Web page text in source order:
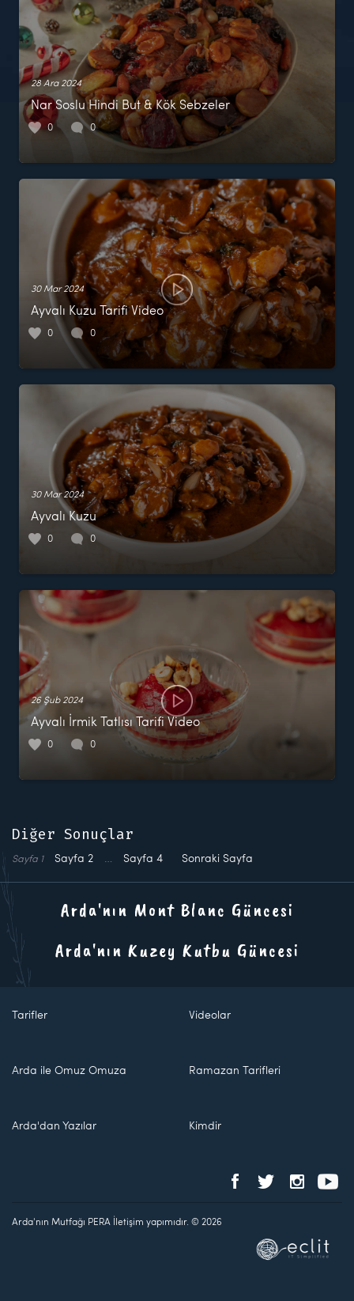
28 Ara 2024
Nar Soslu Hindi But & Kök Sebzeler
0 0
30 Mar 2024
Ayvalı Kuzu Tarifi Video
0 0
30 Mar 2024
Ayvalı Kuzu
0 0
26 Şub 2024
Ayvalı İrmik Tatlısı Tarifi Video
0 0
Diğer Sonuçlar
Sayfa 1 Sayfa 2 … Sayfa 4 Sonraki Sayfa
Arda'nın Mont Blanc Güncesi
Arda'nın Kuzey Kutbu Güncesi
Tarifler Videolar
Arda ile Omuz Omuza Ramazan Tarifleri
Arda'dan Yazılar Kimdir
Arda'nın Mutfağı PERA İletişim yapımıdır. © 2026